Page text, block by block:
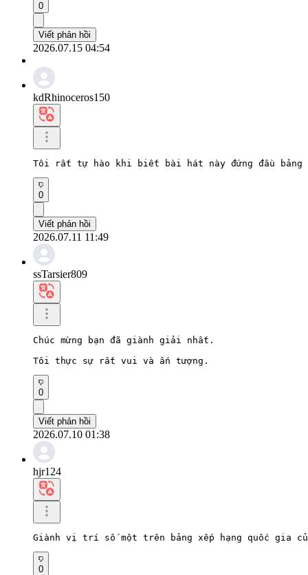
0
Viết phản hồi
2026.07.15 04:54
kdRhinoceros150
Tôi rất tự hào khi biết bài hát này đứng đầu bảng
0
Viết phản hồi
2026.07.11 11:49
ssTarsier809
Chúc mừng bạn đã giành giải nhất.
Tôi thực sự rất vui và ấn tượng.
0
Viết phản hồi
2026.07.10 01:38
hjr124
Giành vị trí số một trên bảng xếp hạng quốc gia
0